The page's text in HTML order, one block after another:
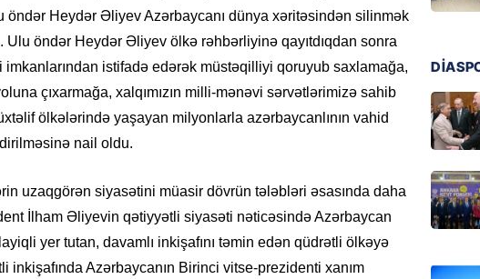
öndər Heydər Əliyev Azərbaycanı dünya xəritəsindən silinmək
öndər Heydər Əliyev ölkə rəhbərliyinə qayıtdıqdan sonra
imkanlarından istifadə edərək müstəqilliyi qoruyub saxlamağa,
çıxarmağa, xalqımızın milli-mənəvi sərvətlərimizə sahib
ölkələrində yaşayan milyonlarla azərbaycanlının vahid
nail oldu.
uzaqgörən siyasətini müasir dövrün tələbləri əsasında daha
İlham Əliyevin qətiyyətli siyasəti nəticəsində Azərbaycan
yer tutan, davamlı inkişafını təmin edən qüdrətli ölkəyə
inkişafında Azərbaycanın Birinci vitse-prezidenti xanım
BANNER
Hikmət
verməz
REKLAM
üçün